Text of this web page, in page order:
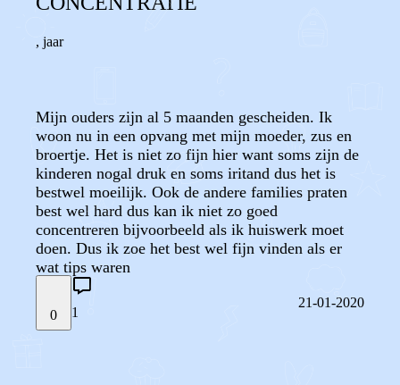
, jaar
Mijn ouders zijn al 5 maanden gescheiden. Ik
woon nu in een opvang met mijn moeder, zus en
broertje. Het is niet zo fijn hier want soms zijn de
kinderen nogal druk en soms iritand dus het is
bestwel moeilijk. Ook de andere families praten
best wel hard dus kan ik niet zo goed
concentreren bijvoorbeeld als ik huiswerk moet
doen. Dus ik zoe het best wel fijn vinden als er
wat tips waren
0 1
21-01-2020